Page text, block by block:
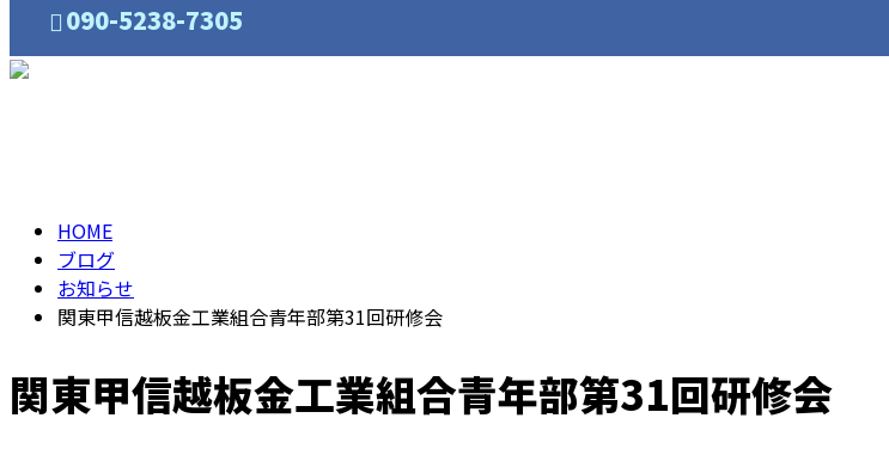
090-5238-7305
HOME
ブログ
お知らせ
関東甲信越板金工業組合青年部第31回研修会
関東甲信越板金工業組合青年部第31回研修会